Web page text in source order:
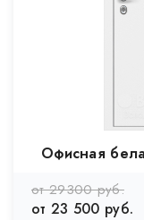
Офисная
от 29300 руб.
от 23 500 руб.